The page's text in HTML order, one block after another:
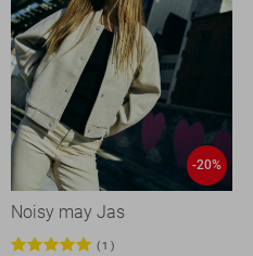
-20%
Noisy may Jas
1